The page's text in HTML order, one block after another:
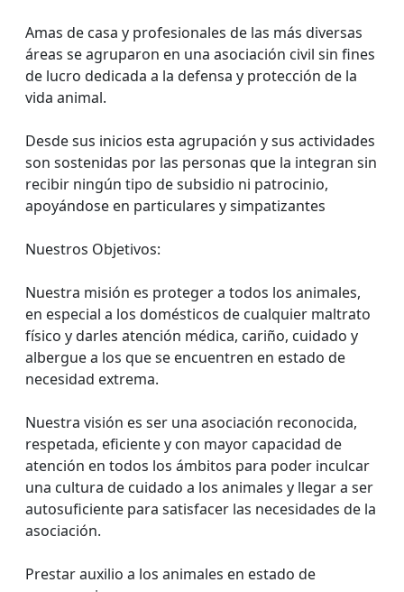
Amas de casa y profesionales de las más diversas
áreas se agruparon en una asociación civil sin fines
de lucro dedicada a la defensa y protección de la
vida animal.
Desde sus inicios esta agrupación y sus actividades
son sostenidas por las personas que la integran sin
recibir ningún tipo de subsidio ni patrocinio,
apoyándose en particulares y simpatizantes
Nuestros Objetivos:
Nuestra misión es proteger a todos los animales,
en especial a los domésticos de cualquier maltrato
físico y darles atención médica, cariño, cuidado y
albergue a los que se encuentren en estado de
necesidad extrema.
Nuestra visión es ser una asociación reconocida,
respetada, eficiente y con mayor capacidad de
atención en todos los ámbitos para poder inculcar
una cultura de cuidado a los animales y llegar a ser
autosuficiente para satisfacer las necesidades de la
asociación.
Prestar auxilio a los animales en estado de